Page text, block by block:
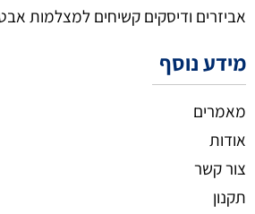
אביזרים ודיסקים קשיחים למצלמות
מידע נוסף
מאמרים
אודות
צור קשר
תקנון